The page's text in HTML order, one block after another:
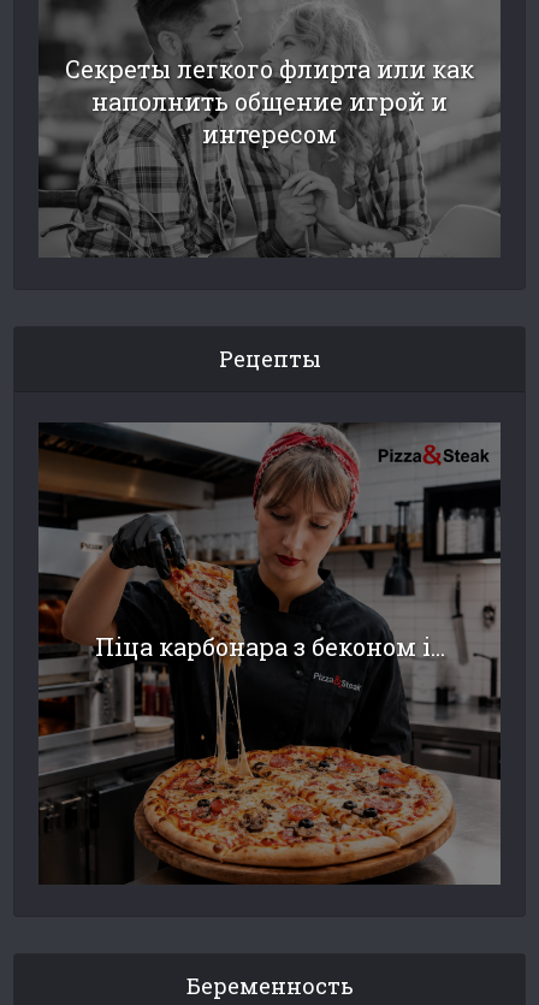
Секреты легкого флирта или как
наполнить общение игрой и
интересом
Рецепты
Піца карбонара з беконом і...
Беременность